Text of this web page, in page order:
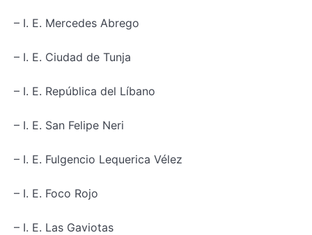
– I. E. Mercedes Abrego
– I. E. Ciudad de Tunja
– I. E. República del Líbano
– I. E. San Felipe Neri
– I. E. Fulgencio Lequerica Vélez
– I. E. Foco Rojo
– I. E. Las Gaviotas